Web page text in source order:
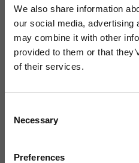
We also share information
our social media, advertising
may combine it with other
provided to them or that
of their services.
Selection
Necessary
Preferences
Tieniti
Acconsento a ricevere novità e
informazioni consulta la